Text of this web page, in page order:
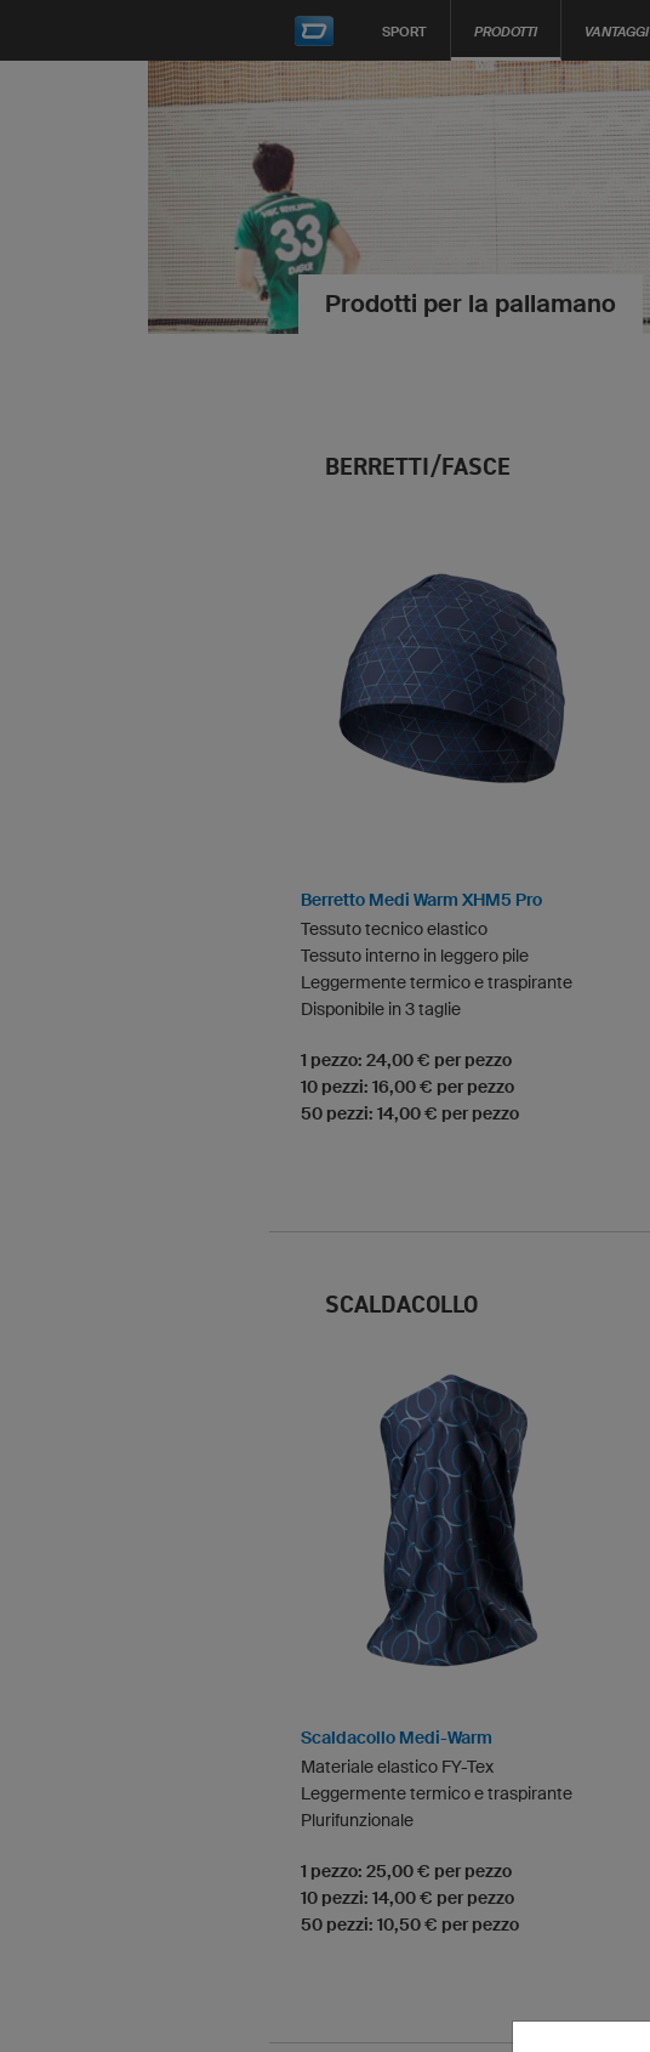
SPORT PRODOTTI VANTAGGI
Prodotti per la pallamano
BERRETTI/FASCE
Berretto Medi Warm XHM5 Pro
Tessuto tecnico elastico
Tessuto interno in leggero pile
Leggermente termico e traspirante
Disponibile in 3 taglie
1 pezzo: 24,00 € per pezzo
10 pezzi: 16,00 € per pezzo
50 pezzi: 14,00 € per pezzo
SCALDACOLLO
Scaldacollo Medi-Warm
Materiale elastico FY-Tex
Leggermente termico e traspirante
Plurifunzionale
1 pezzo: 25,00 € per pezzo
10 pezzi: 14,00 € per pezzo
50 pezzi: 10,50 € per pezzo